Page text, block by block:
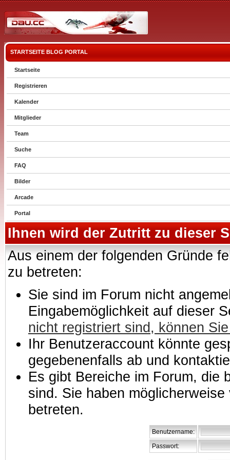
STARTSEITE BLOG PORTAL
Startseite
Registrieren
Kalender
Mitglieder
Team
Suche
FAQ
Bilder
Arcade
Portal
Ihnen wird der Zutritt zu dieser
Aus einem der folgenden Gründe
zu betreten:
Sie sind im Forum nicht
Eingabemöglichkeit auf dieser
nicht registriert sind, können
Ihr Benutzeraccount könnte
gegebenenfalls ab und
Es gibt Bereiche im Forum, die
sind. Sie haben
betreten.
Benutzername:
Passwort: